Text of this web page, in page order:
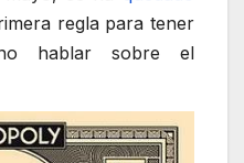
regla para tener
hablar sobre el